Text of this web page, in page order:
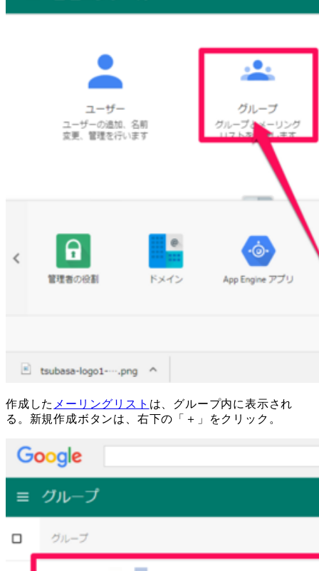
作成した メーリングリスト は、グループ内に表示され
る。新規作成ボタンは、右下の「＋」をクリック。